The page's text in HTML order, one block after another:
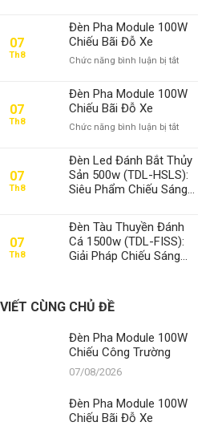
Pha
Module
Chiếu
Trường
07
Th8
Đèn Pha Module 100W
Chiếu Bãi Đỗ Xe
Chức năng bình luận bị tắtở
Pha
Module
Chiếu
Đỗ
Xe
07
Th8
Đèn Pha Module 100W
Chiếu Bãi Đỗ Xe
Chức năng bình luận bị tắtở
Pha
Module
100W
Chiếu
Đỗ
Xe
07
Th8
Đèn Led Đánh Bắt Thủy
Sản 500w (TDL-HSLS):
Siêu Phẩm Chiếu Sáng
Chìa Khóa Thành Công
07
Th8
Đèn Tàu Thuyền Đánh
Cá 1500w (TDL-FISS):
Giải Pháp Chiếu Sáng
CÙNG CHỦ ĐỀ
Đèn Pha Module 100W
Chiếu Công Trường
07/08/2026
Đèn Pha Module 100W
Chiếu Bãi Đỗ Xe